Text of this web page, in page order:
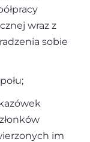
wraz z
sobie
im